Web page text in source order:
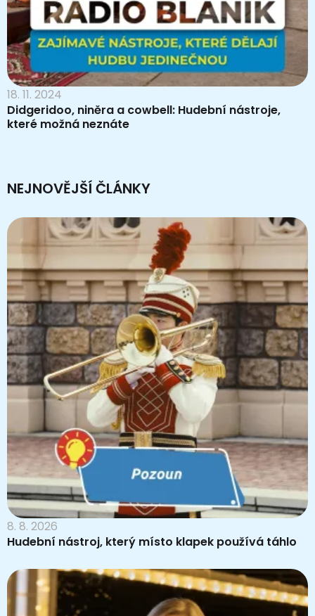
18. 11. 2024
Didgeridoo, niněra a cowbell: Hudební nástroje,
které možná neznáte
NEJNOVĚJŠÍ ČLÁNKY
8. 8. 2026
Hudební nástroj, který místo klapek používá táhlo